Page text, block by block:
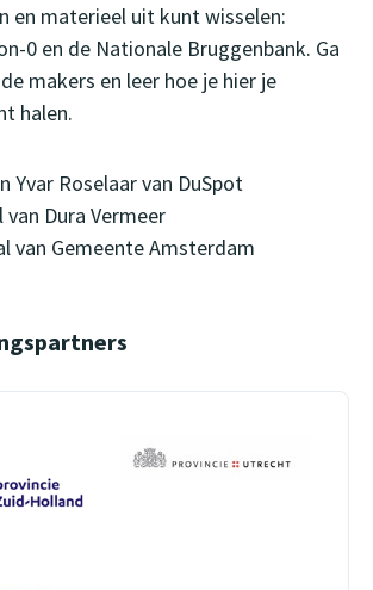
en materieel uit kunt wisselen:
0 en de Nationale Bruggenbank. Ga
makers en leer hoe je hier je
halen.
Yvar Roselaar van DuSpot
Dura Vermeer
van Gemeente Amsterdam